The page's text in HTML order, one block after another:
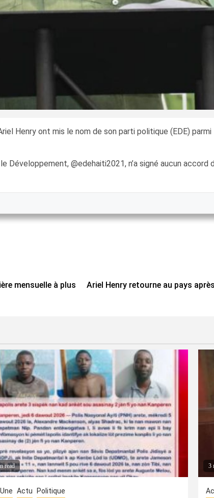
Henry ont mis le nom de son parti politique (EDE) parmi
Développement, @edehaiti2021, n’a signé aucun
mensuelle à plus
Ariel Henry retourne au pays
read
Actu Politique
3